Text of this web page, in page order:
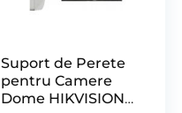
Suport de Perete
pentru Camere
Dome HIKVISION